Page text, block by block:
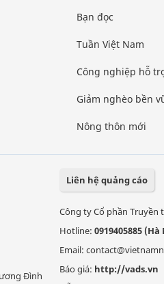
Bạn đọc
Tuần Việt Nam
Công nghiệp hỗ
Giảm nghèo bền
Nông thôn mới
Đình
Liên hệ quảng cáo
Công ty Cổ phần
Hotline: 0919405885
Email:
Báo giá: http://vads.vn